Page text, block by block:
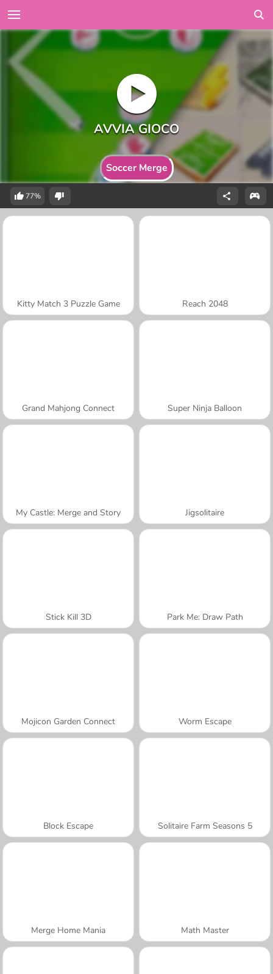
Soccer Merge
77%
Kitty Match 3 Puzzle Game Reach 2048
Grand Mahjong Connect Super Ninja Balloon
My Castle: Merge and Story Jigsolitaire
Stick Kill 3D Park Me: Draw Path
Mojicon Garden Connect Worm Escape
Block Escape Solitaire Farm Seasons 5
Merge Home Mania Math Master